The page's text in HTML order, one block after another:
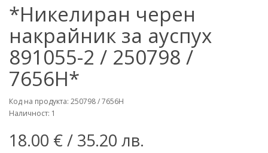
*Никелиран черен
накрайник за ауспух
891055-2 / 250798 /
7656H*
Код на продукта: 250798 / 7656H
Наличност: 1
18.00 €/ 35.20 лв.